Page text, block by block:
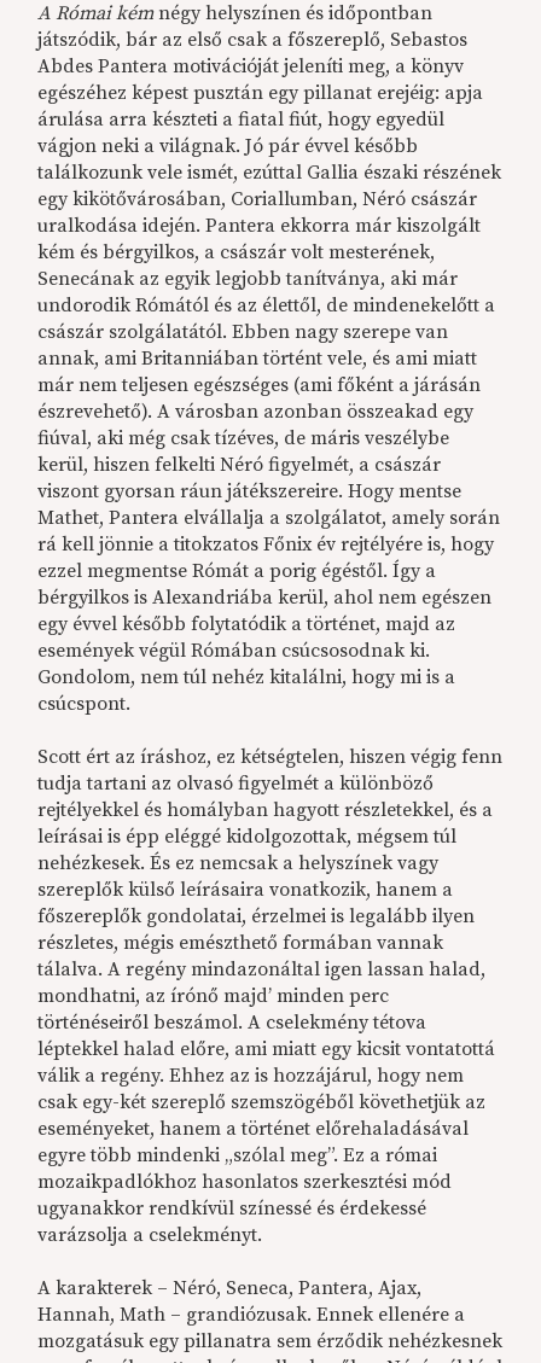
A Római kémnégy helyszínen és időpontban
játszódik, bár az első csak a főszereplő, Sebastos
Abdes Pantera motivációját jeleníti meg, a könyv
egészéhez képest pusztán egy pillanat erejéig: apja
árulása arra készteti a fiatal fiút, hogy egyedül
vágjon neki a világnak. Jó pár évvel később
találkozunk vele ismét, ezúttal Gallia északi részének
egy kikötővárosában, Coriallumban, Néró császár
uralkodása idején. Pantera ekkorra már kiszolgált
kém és bérgyilkos, a császár volt mesterének,
Senecának az egyik legjobb tanítványa, aki már
undorodik Rómától és az élettől, de mindenekelőtt a
császár szolgálatától. Ebben nagy szerepe van
annak, ami Britanniában történt vele, és ami miatt
már nem teljesen egészséges (ami főként a járásán
észrevehető). A városban azonban összeakad egy
fiúval, aki még csak tízéves, de máris veszélybe
kerül, hiszen felkelti Néró figyelmét, a császár
viszont gyorsan ráun játékszereire. Hogy mentse
Mathet, Pantera elvállalja a szolgálatot, amely során
rá kell jönnie a titokzatos Főnix év rejtélyére is, hogy
ezzel megmentse Rómát a porig égéstől. Így a
bérgyilkos is Alexandriába kerül, ahol nem egészen
egy évvel később folytatódik a történet, majd az
események végül Rómában csúcsosodnak ki.
Gondolom, nem túl nehéz kitalálni, hogy mi is a
csúcspont.
Scott ért az íráshoz, ez kétségtelen, hiszen végig fenn
tudja tartani az olvasó figyelmét a különböző
rejtélyekkel és homályban hagyott részletekkel, és a
leírásai is épp eléggé kidolgozottak, mégsem túl
nehézkesek. És ez nemcsak a helyszínek vagy
szereplők külső leírásaira vonatkozik, hanem a
főszereplők gondolatai, érzelmei is legalább ilyen
részletes, mégis emészthető formában vannak
tálalva. A regény mindazonáltal igen lassan halad,
mondhatni, az írónő majd’ minden perc
történéseiről beszámol. A cselekmény tétova
léptekkel halad előre, ami miatt egy kicsit vontatottá
válik a regény. Ehhez az is hozzájárul, hogy nem
csak egy-két szereplő szemszögéből követhetjük az
eseményeket, hanem a történet előrehaladásával
egyre több mindenki „szólal meg”. Ez a római
mozaikpadlókhoz hasonlatos szerkesztési mód
ugyanakkor rendkívül színessé és érdekessé
varázsolja a cselekményt.
A karakterek – Néró, Seneca, Pantera, Ajax,
Hannah, Math – grandiózusak. Ennek ellenére a
mozgatásuk egy pillanatra sem érződik nehézkesnek